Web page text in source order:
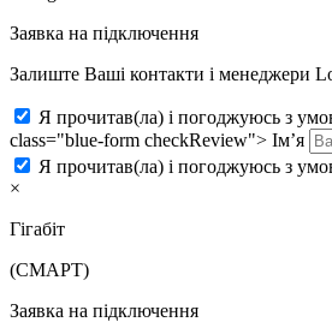
Заявка на підключення
Залиште Ваші контакти і менеджери
Я прочитав(ла) і погоджуюсь з
class="blue-form checkReview"> Ім’я
Я прочитав(ла) і погоджуюсь з
×
Гігабіт
(СМАРТ)
Заявка на підключення